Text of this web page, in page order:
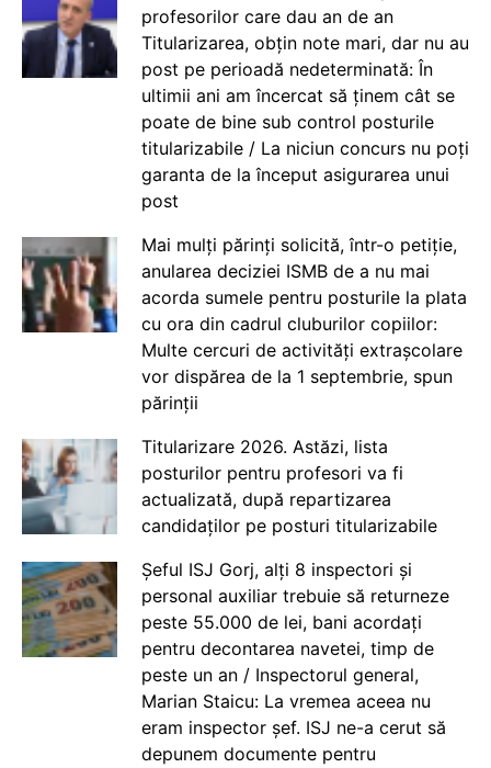
profesorilor care dau an de an
Titularizarea, obțin note mari, dar nu au
post pe perioadă nedeterminată: În
ultimii ani am încercat să ținem cât se
poate de bine sub control posturile
titularizabile / La niciun concurs nu poți
garanta de la început asigurarea unui
post
Mai mulți părinți solicită, într-o petiție,
anularea deciziei ISMB de a nu mai
acorda sumele pentru posturile la plata
cu ora din cadrul cluburilor copiilor:
Multe cercuri de activități extrașcolare
vor dispărea de la 1 septembrie, spun
părinții
Titularizare 2026. Astăzi, lista
posturilor pentru profesori va fi
actualizată, după repartizarea
candidaților pe posturi titularizabile
Șeful ISJ Gorj, alți 8 inspectori și
personal auxiliar trebuie să returneze
peste 55.000 de lei, bani acordați
pentru decontarea navetei, timp de
peste un an / Inspectorul general,
Marian Staicu: La vremea aceea nu
eram inspector șef. ISJ ne-a cerut să
depunem documente pentru